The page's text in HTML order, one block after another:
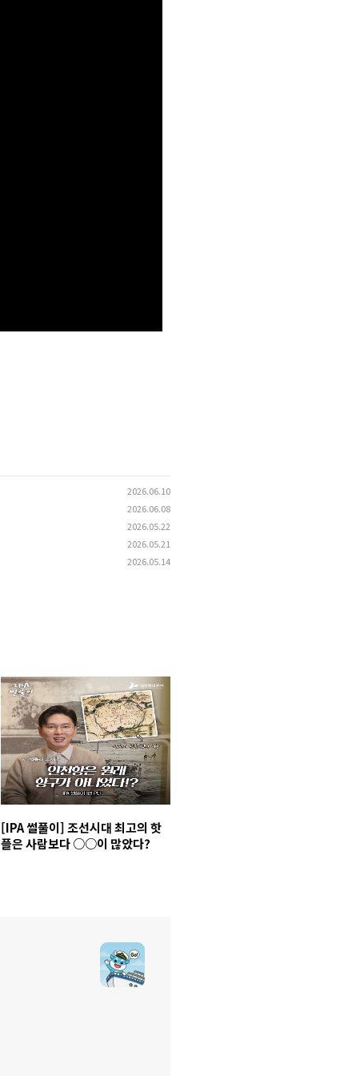
2026.06.10
2026.06.08
2026.05.22
2026.05.21
2026.05.14
[IPA 썰풀이] 조선시대 최고의 핫
플은 사람보다 ○○이 많았다?